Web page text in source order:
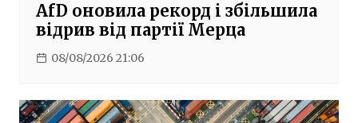
AfD оновила рекорд і збільшила
відрив від партії Мерца
08/08/2026 21:06